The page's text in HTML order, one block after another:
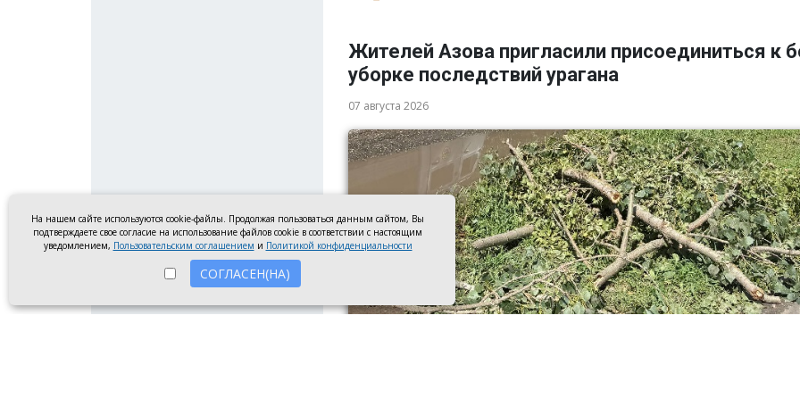
Жителей Азова пригласили присоединиться к
уборке последствий урагана
07 августа 2026
На нашем сайте используются cookie-файлы. Продолжая пользоваться данным сайтом, Вы
подтверждаете свое согласие на использование файлов cookie в соответствии с настоящим
уведомлением, Пользовательским соглашением и Политикой конфиденциальности
СОГЛАСЕН(НА)